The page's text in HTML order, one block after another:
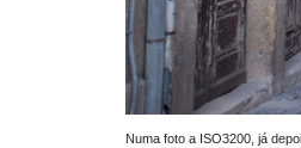
Numa foto a ISO3200, já